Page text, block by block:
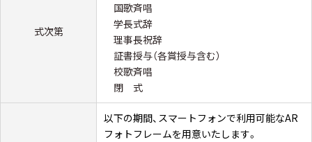
式次第
国歌斉唱
学長式辞
理事長祝辞
証書授与（各賞授与含む）
校歌斉唱
閉 式
以下の期間、スマートフォンで利用可能なAR
フォトフレームを用意いたします。